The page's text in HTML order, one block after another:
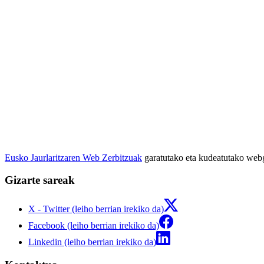
Eusko Jaurlaritzaren Web Zerbitzuak garatutako eta kudeatutako
Gizarte sareak
X - Twitter (leiho berrian irekiko da)
Facebook (leiho berrian irekiko da)
Linkedin (leiho berrian irekiko da)